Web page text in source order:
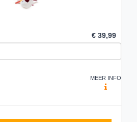
€ 39,99
MEER INFO